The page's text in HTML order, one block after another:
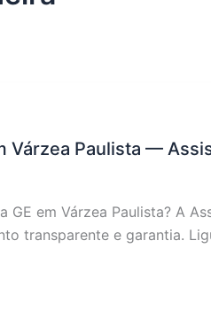
Várzea Paulista —
GE em Várzea Paulista? A
transparente e garantia.